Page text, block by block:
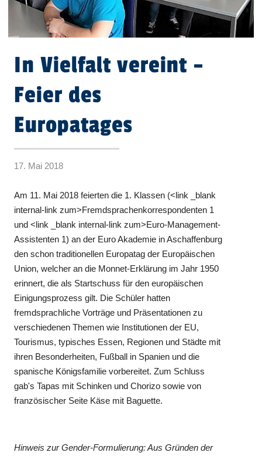
In Vielfalt vereint –
Feier des
Europatages
17. Mai 2018
Am 11. Mai 2018 feierten die 1. Klassen (<link _blank
internal-link zum>Fremdsprachenkorrespondenten 1
und <link _blank internal-link zum>Euro-Management-
Assistenten 1) an der Euro Akademie in Aschaffenburg
den schon traditionellen Europatag der Europäischen
Union, welcher an die Monnet-Erklärung im Jahr 1950
erinnert, die als Startschuss für den europäischen
Einigungsprozess gilt. Die Schüler hatten
fremdsprachliche Vorträge und Präsentationen zu
verschiedenen Themen wie Institutionen der EU,
Tourismus, typisches Essen, Regionen und Städte mit
ihren Besonderheiten, Fußball in Spanien und die
spanische Königsfamilie vorbereitet. Zum Schluss
gab's Tapas mit Schinken und Chorizo sowie von
französischer Seite Käse mit Baguette.
Hinweis zur Gender-Formulierung: Aus Gründen der